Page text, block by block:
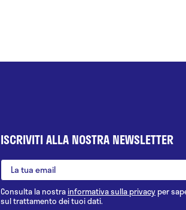
ISCRIVITI ALLA NOSTRA NEWSLETTER
Consulta la nostrainformativa sulla privacy per
sul trattamento dei tuoi dati.